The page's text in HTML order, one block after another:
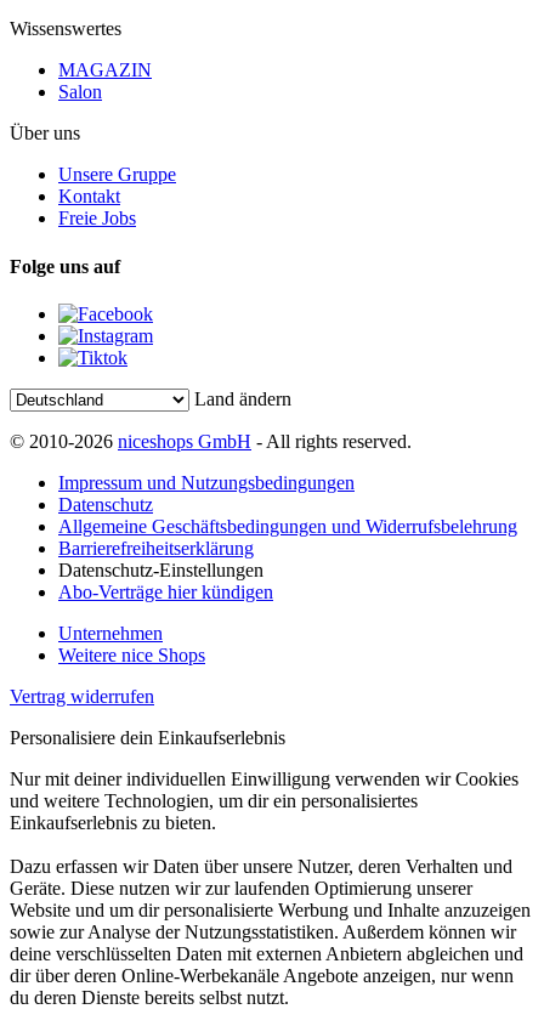
Wissenswertes
MAGAZIN
Salon
Über uns
Unsere Gruppe
Kontakt
Freie Jobs
Folge uns auf
Land ändern
© 2010-2026 niceshops GmbH - All rights reserved.
Impressum und Nutzungsbedingungen
Datenschutz
Allgemeine Geschäftsbedingungen und Widerrufsbelehrung
Barrierefreiheitserklärung
Datenschutz-Einstellungen
Abo-Verträge hier kündigen
Unternehmen
Weitere nice Shops
Vertrag widerrufen
Personalisiere dein Einkaufserlebnis
Nur mit deiner individuellen Einwilligung verwenden wir Cookies
und weitere Technologien, um dir ein personalisiertes
Einkaufserlebnis zu bieten.
Dazu erfassen wir Daten über unsere Nutzer, deren Verhalten und
Geräte. Diese nutzen wir zur laufenden Optimierung unserer
Website und um dir personalisierte Werbung und Inhalte anzuzeigen
sowie zur Analyse der Nutzungsstatistiken. Außerdem können wir
deine verschlüsselten Daten mit externen Anbietern abgleichen und
dir über deren Online-Werbekanäle Angebote anzeigen, nur wenn
du deren Dienste bereits selbst nutzt.